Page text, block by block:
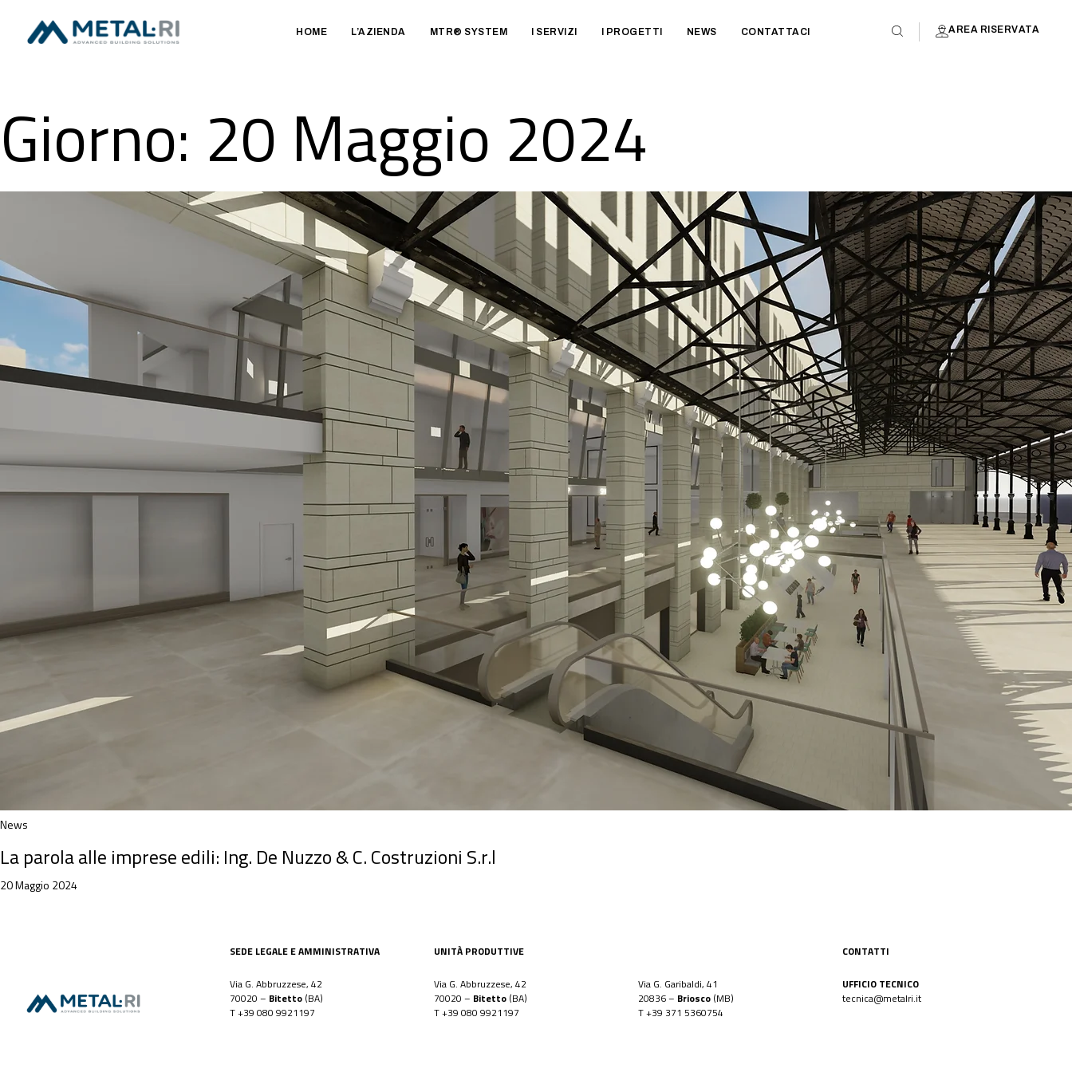
HOME L’AZIENDA MTR® SYSTEM I SERVIZI I PROGETTI NEWS CONTATTACI AREA RISERVATA
Giorno: 20 Maggio 2024
News
La parola alle imprese edili: Ing. De Nuzzo & C. Costruzioni S.r.l
20 Maggio 2024
SEDE LEGALE E AMMINISTRATIVA
Via G. Abbruzzese, 42
70020 – Bitetto (BA)
T+39 080 9921197
UNITÀ PRODUTTIVE
Via G. Abbruzzese, 42
70020 – Bitetto (BA)
T+39 080 9921197
Via G. Garibaldi, 41
20836 – Briosco (MB)
T+39 371 5360754
CONTATTI
UFFICIO TECNICO
tecnica@metalri.it